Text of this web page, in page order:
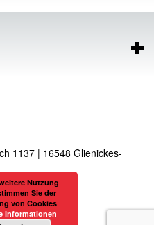
1137 | 16548 Glienickes-
Nutzung
Sie der
von Cookies
Informationen